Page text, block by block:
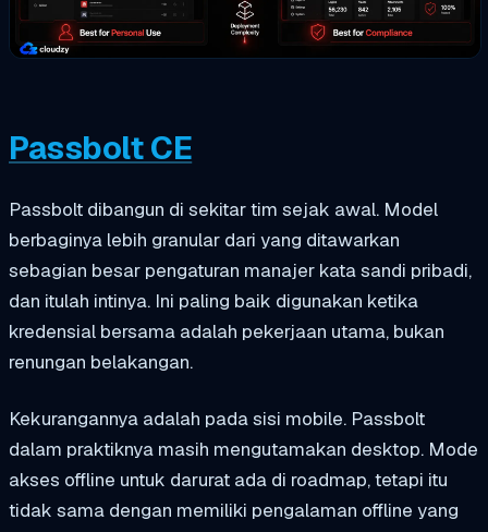
Passbolt CE
Passbolt dibangun di sekitar tim sejak awal. Model
berbaginya lebih granular dari yang ditawarkan
sebagian besar pengaturan manajer kata sandi pribadi,
dan itulah intinya. Ini paling baik digunakan ketika
kredensial bersama adalah pekerjaan utama, bukan
renungan belakangan.
Kekurangannya adalah pada sisi mobile. Passbolt
dalam praktiknya masih mengutamakan desktop. Mode
akses offline untuk darurat ada di roadmap, tetapi itu
tidak sama dengan memiliki pengalaman offline yang